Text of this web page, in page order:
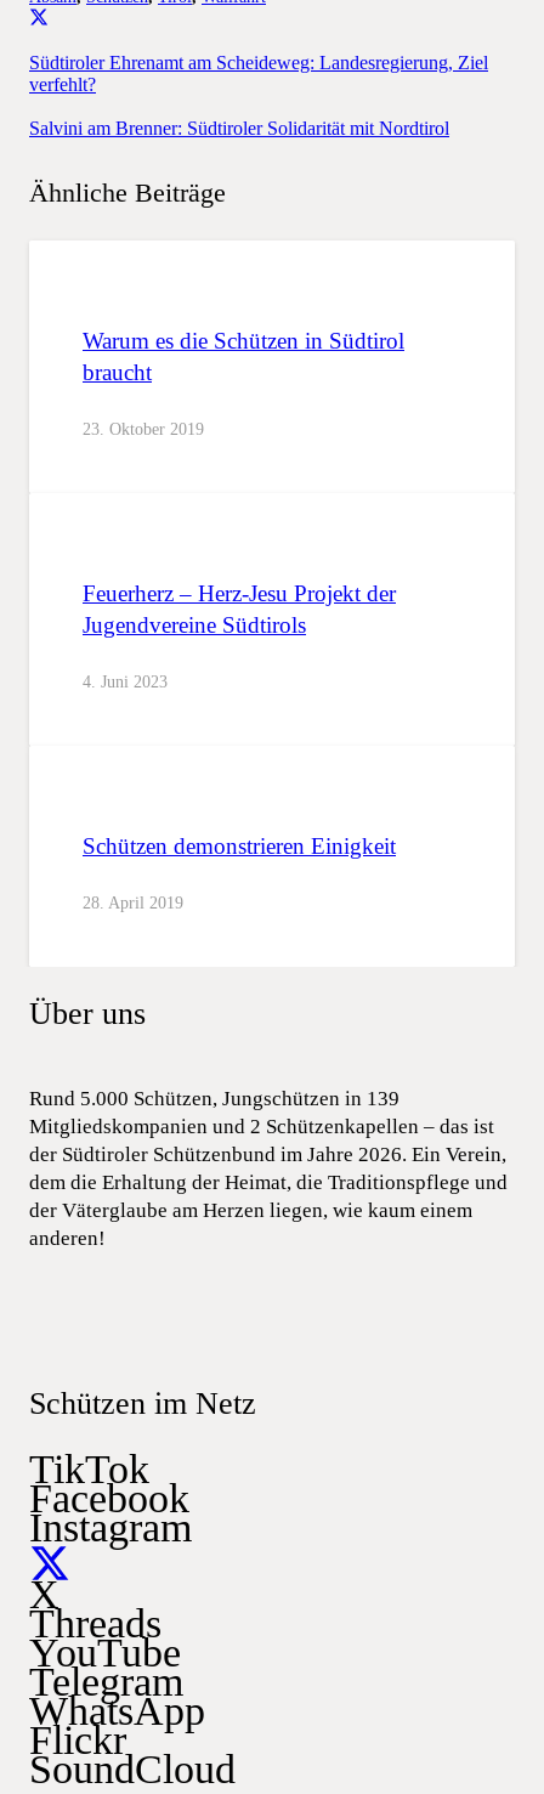
Südtiroler Ehrenamt am Scheideweg: Landesregierung, Ziel
verfehlt?
Salvini am Brenner: Südtiroler Solidarität mit Nordtirol
Ähnliche Beiträge
Warum es die Schützen in Südtirol
braucht
23. Oktober 2019
Feuerherz – Herz-Jesu Projekt der
Jugendvereine Südtirols
4. Juni 2023
Schützen demonstrieren Einigkeit
28. April 2019
Über uns
Rund 5.000 Schützen, Jungschützen in 139
Mitgliedskompanien und 2 Schützenkapellen – das ist
der Südtiroler Schützenbund im Jahre 2026. Ein Verein,
dem die Erhaltung der Heimat, die Traditionspflege und
der Väterglaube am Herzen liegen, wie kaum einem
anderen!
Schützen im Netz
TikTok
Facebook
Instagram
X
Threads
YouTube
Telegram
WhatsApp
Flickr
SoundCloud